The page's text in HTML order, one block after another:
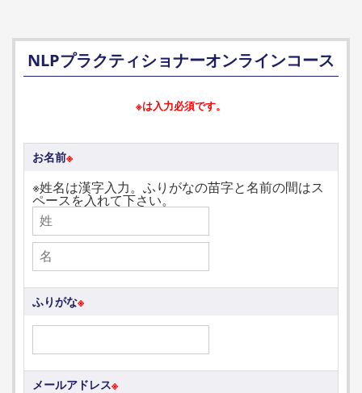
NLPプラクティショナーオンラインコース
※は入力必須です。
お名前※
※姓名は漢字入力。ふりがなの苗字と名前の間はス
ペースを入れて下さい。
ふりがな※
メールアドレス※